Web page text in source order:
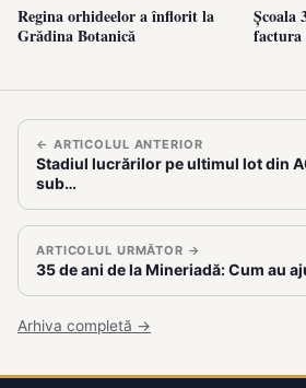
Regina orhideelor a înflorit la
Grădina Botanică
Școala
factura
← ARTICOLUL ANTERIOR
Stadiul lucrărilor pe ultimul lot din
sub…
ARTICOLUL URMĂTOR →
35 de ani de la Mineriadă: Cum au
Arhiva completă →